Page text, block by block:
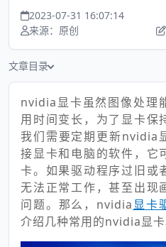
2023-07-31 16:07:14
来源：原创
文章目录
nvidia显卡虽然图像处理
用时间变长，为了显卡保
我们需要定期更新nvidia
接显卡和电脑的软件，它
卡。如果驱动程序过旧或
无法正常工作，甚至出现
问题。那么，nvidia显卡
介绍几种常用的nvidia显卡